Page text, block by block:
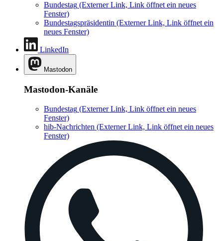
Bundestag (Externer Link, Link öffnet ein neues
Fenster)
Bundestagspräsidentin (Externer Link, Link öffnet ein
neues Fenster)
LinkedIn
Mastodon
Mastodon-Kanäle
Bundestag (Externer Link, Link öffnet ein neues
Fenster)
hib-Nachrichten (Externer Link, Link öffnet ein neues
Fenster)